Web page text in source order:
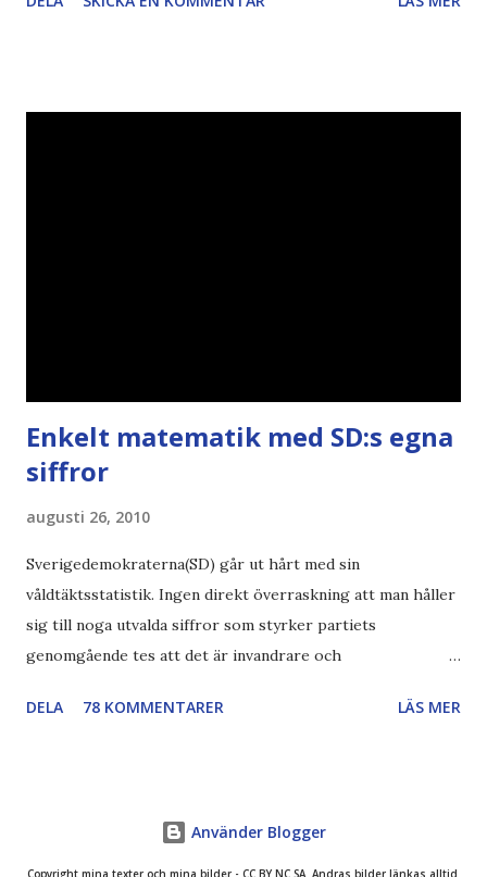
"bläck". Dels så undrar jag om de 30% besparingar -
Enkelt matematik med SD:s egna
siffror
augusti 26, 2010
Sverigedemokraterna(SD) går ut hårt med sin
våldtäktsstatistik. Ingen direkt överraskning att man håller
sig till noga utvalda siffror som styrker partiets
genomgående tes att det är invandrare och
Ettsvarspartiet Jag blir så road av anklagelsen från SD-håll
ettsvarsparti - "det är invandringens fel". Försök att ställa
vilken fråga som helst, svaret kommer bli "det är
DELA 78 KOMMENTARER LÄS MER
Använder Blogger
Copyright mina texter och mina bilder - CC BY NC SA. Andras bilder länkas alltid.